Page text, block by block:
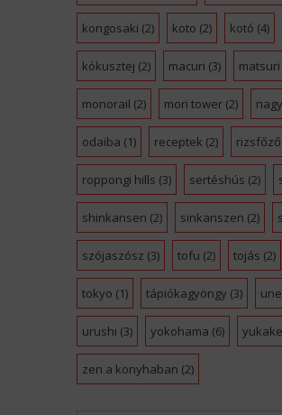
kongosaki (2) koto (2) kotó (4)
kókusztej (2) macuri (3) matsuri
monorail (2) mori tower(2)
odaiba (1) receptek (2) rizsfőző
roppongi hills (3) sertéshús (2)
shinkansen (2) sinkanszen (2)
szójaszósz (3) tofu (2) tojás (2)
tokyo (1) tápiókagyöngy (3)
urushi (3) yokohama (6) yukake
zen a konyhaban (2)